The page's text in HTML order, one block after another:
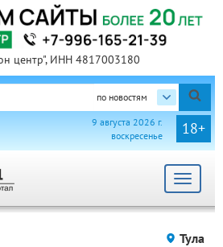
центр", ИНН 4817003180
по новостям
18+
9 августа 2026 г.
воскресенье
Toggle
Тула